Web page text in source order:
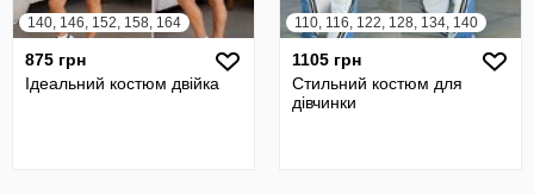
140, 146, 152, 158, 164
875 грн
Ідеальний костюм двійка
110, 116, 122, 128, 134, 140
1105 грн
Стильний костюм для
дівчинки